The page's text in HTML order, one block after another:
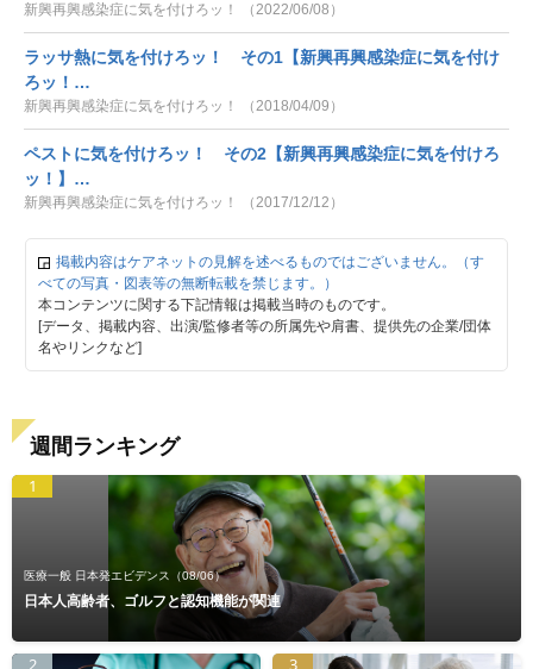
新興再興感染症に気を付けろッ！ （2022/06/08）
ラッサ熱に気を付けろッ！ その1【新興再興感染症に気を付け
ろッ！…
新興再興感染症に気を付けろッ！ （2018/04/09）
ペストに気を付けろッ！ その2【新興再興感染症に気を付けろ
ッ！】…
新興再興感染症に気を付けろッ！ （2017/12/12）
掲載内容はケアネットの見解を述べるものではございません。（す
べての写真・図表等の無断転載を禁じます。）
本コンテンツに関する下記情報は掲載当時のものです。
[データ、掲載内容、出演/監修者等の所属先や肩書、提供先の企業/団体
名やリンクなど]
週間ランキング
1
医療一般 日本発エビデンス （08/06）
日本人高齢者、ゴルフと認知機能が関連
2 3